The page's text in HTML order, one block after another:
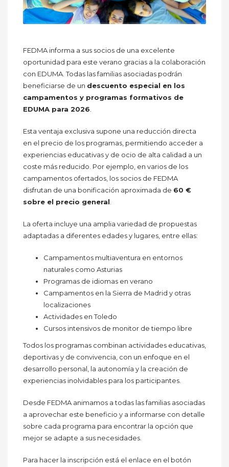
FEDMA informa a sus socios de una excelente
oportunidad para este verano gracias a la colaboración
con EDUMA. Todas las familias asociadas podrán
beneficiarse de un descuento especial en los
campamentos y programas formativos de
EDUMA para 2026.
Esta ventaja exclusiva supone una reducción directa
en el precio de los programas, permitiendo acceder a
experiencias educativas y de ocio de alta calidad a un
coste más reducido. Por ejemplo, en varios de los
campamentos ofertados, los socios de FEDMA
disfrutan de una bonificación aproximada de 60 €
sobre el precio general.
La oferta incluye una amplia variedad de propuestas
adaptadas a diferentes edades y lugares, entre ellas:
Campamentos multiaventura en entornos
naturales como Asturias
Programas de idiomas en verano
Campamentos en la Sierra de Madrid y otras
localizaciones
Actividades en Toledo
Cursos intensivos de monitor de tiempo libre
Todos los programas combinan actividades educativas,
deportivas y de convivencia, con un enfoque en el
desarrollo personal, la autonomía y la creación de
experiencias inolvidables para los participantes.
Desde FEDMA animamos a todas las familias asociadas
a aprovechar este beneficio y a informarse con detalle
sobre cada programa para encontrar la opción que
mejor se adapte a sus necesidades.
Para hacer la inscripción está el enlace en el botón